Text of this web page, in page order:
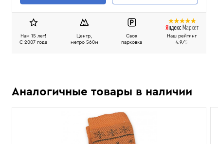
Нам 15 лет!
C 2007 года
Центр,
метро 560м
Своя
парковка
Наш рейтинг
4.9/5
Аналогичные товары в наличии